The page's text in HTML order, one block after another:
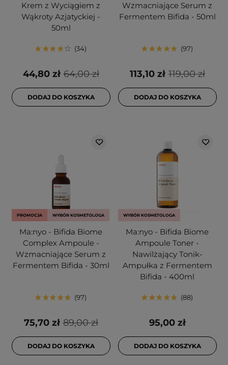
Krem z Wyciągiem z
Wąkroty Azjatyckiej -
50ml
34
64,00 zł
44,80 zł
DODAJ DO KOSZYKA
Wzmacniające Serum z
Fermentem Bifida - 50ml
97
119,00 zł
113,10 zł
DODAJ DO KOSZYKA
PROMOCJA WYBÓR KOSMETOLOGA
Ma:nyo - Bifida Biome
Complex Ampoule -
Wzmacniające Serum z
Fermentem Bifida - 30ml
97
89,00 zł
75,70 zł
DODAJ DO KOSZYKA
WYBÓR KOSMETOLOGA
Ma:nyo - Bifida Biome
Ampoule Toner -
Nawilżający Tonik-
Ampułka z Fermentem
Bifida - 400ml
88
95,00 zł
DODAJ DO KOSZYKA